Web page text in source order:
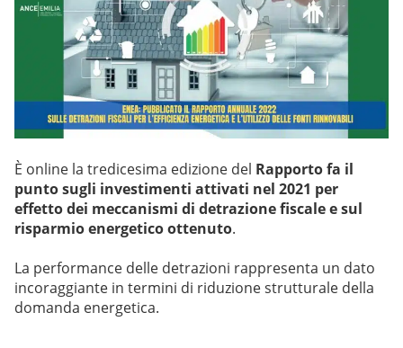
È online la tredicesima edizione del Rapporto fa il
punto sugli investimenti attivati nel 2021 per
effetto dei meccanismi di detrazione fiscale e sul
risparmio energetico ottenuto.
La performance delle detrazioni rappresenta un dato
incoraggiante in termini di riduzione strutturale della
domanda energetica.